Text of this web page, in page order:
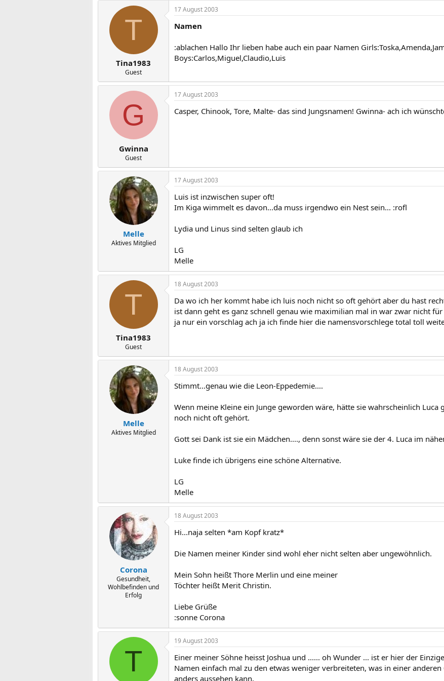
T
Tina1983
Guest
17 August 2003
Namen
:ablachen Hallo Ihr lieben habe auch ein paar Namen
Boys:Carlos,Miguel,Claudio,Luis
G
Gwinna
Guest
17 August 2003
Casper, Chinook, Tore, Malte- das sind Jungsnamen! Gwinna- ach ich
Melle
Aktives Mitglied
17 August 2003
Luis ist inzwischen super oft!
Im Kiga wimmelt es davon...da muss irgendwo ein Nest sein... :rofl
Lydia und Linus sind selten glaub ich
LG
Melle
T
Tina1983
Guest
18 August 2003
Da wo ich her kommt habe ich luis noch nicht so oft gehört aber du hast
ist dann geht es ganz schnell genau wie maximilian mal in war zwar nicht
ja nur ein vorschlag ach ja ich finde hier die namensvorschlege total toll
Melle
Aktives Mitglied
18 August 2003
Stimmt...genau wie die Leon-Eppedemie....
Wenn meine Kleine ein Junge geworden wäre, hätte sie wahrscheinlich Luca
noch nicht oft gehört.
Gott sei Dank ist sie ein Mädchen...., denn sonst wäre sie der 4. Luca im
Luke finde ich übrigens eine schöne Alternative.
LG
Melle
Corona
Gesundheit,
Wohlbefinden und
Erfolg
18 August 2003
Hi...naja selten *am Kopf kratz*
Die Namen meiner Kinder sind wohl eher nicht selten aber ungewöhnlich.
Mein Sohn heißt Thore Merlin und eine meiner
Töchter heißt Merit Christin.
Liebe Grüße
:sonne Corona
T
19 August 2003
Einer meiner Söhne heisst Joshua und ...... oh Wunder ... ist er hier der
Namen einfach mal zu den etwas weniger verbreiteten, was in einer
anders aussehen kann.